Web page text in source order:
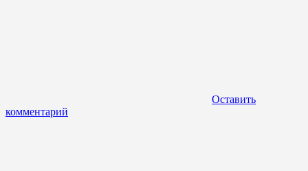
Оставить
комментарий